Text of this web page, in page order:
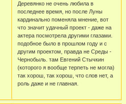
Деревянко не очень любила в
последнее время, но после Луны
кардинально поменяла мнение, вот
что значит удачный проект - даже на
актера посмотрела другими глазами.
подобное было в прошлом году и с
другим проектом, правда не Среды -
Чернобыль. там Евгений Стычкин
(которого я вообще терпеть не могла)
так хорош, так хорош, что слов нет, а
роль даже и не главная.